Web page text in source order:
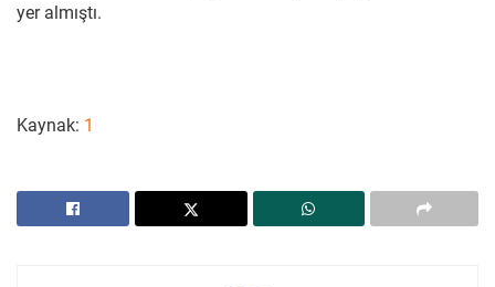
yer almıştı.
Kaynak: 1